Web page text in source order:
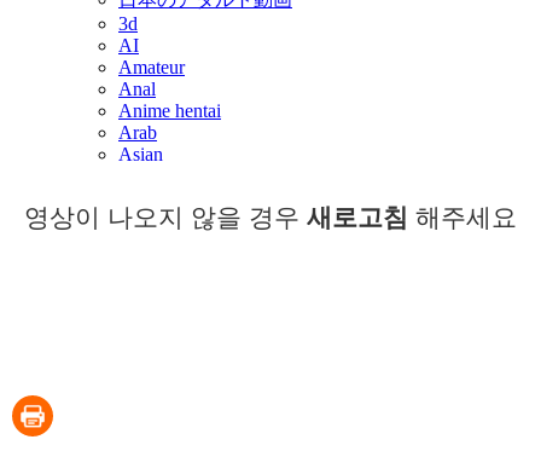
영상이 나오지 않을 경우 새로고침 해주세요